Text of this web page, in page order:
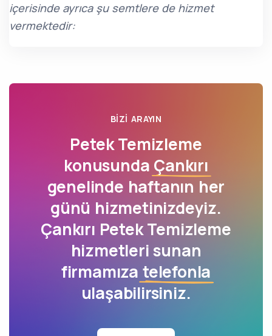
içerisinde ayrıca şu semtlere de hizmet
vermektedir:
BIZI ARAYIN
Petek Temizleme
konusunda Çankırı
genelinde haftanın her
günü hizmetinizdeyiz.
Çankırı Petek Temizleme
hizmetleri sunan
firmamıza telefonla
ulaşabilirsiniz.